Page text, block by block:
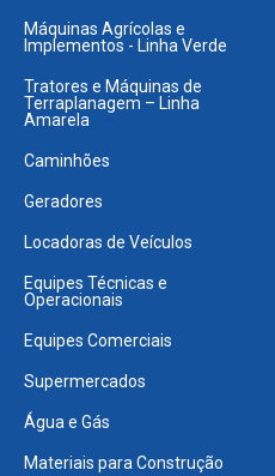
Máquinas Agrícolas e
Implementos - Linha Verde
Tratores e Máquinas de
Terraplanagem – Linha
Amarela
Caminhões
Geradores
Locadoras de Veículos
Equipes Técnicas e
Operacionais
Equipes Comerciais
Supermercados
Água e Gás
Materiais para Construção